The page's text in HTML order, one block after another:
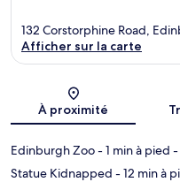
132 Corstorphine Road,
Afficher sur la carte
À proximité
Edinburgh Zoo- 1 min à pied -
Statue Kidnapped - 12 min à